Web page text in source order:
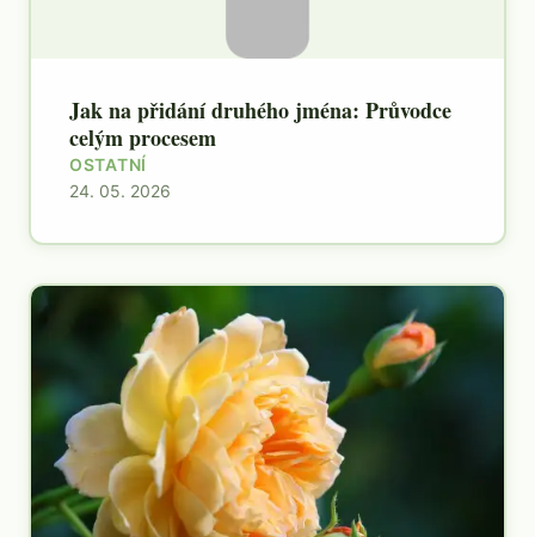
Jak na přidání druhého jména: Průvodce
celým procesem
OSTATNÍ
24. 05. 2026